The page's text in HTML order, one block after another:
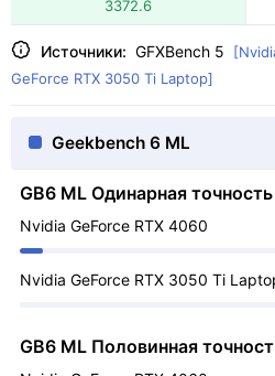
3372.6
Источники: GFXBench 5
GeForce RTX 3050 Ti Laptop]
Geekbench 6 ML
GB6 ML Одинарная точность
Nvidia GeForce RTX 4060
Nvidia GeForce RTX 3050 Ti
GB6 ML Половинная